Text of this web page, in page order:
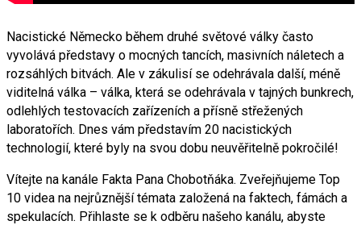
Nacistické Německo během druhé světové války často
vyvolává představy o mocných tancích, masivních náletech a
rozsáhlých bitvách. Ale v zákulisí se odehrávala další, méně
viditelná válka – válka, která se odehrávala v tajných bunkrech,
odlehlých testovacích zařízeních a přísně střežených
laboratořích. Dnes vám představím 20 nacistických
technologií, které byly na svou dobu neuvěřitelně pokročilé!
Vítejte na kanále Fakta Pana Chobotňáka. Zveřejňujeme Top
10 videa na nejrůznější témata založená na faktech, fámách a
spekulacích. Přihlaste se k odběru našeho kanálu, abyste